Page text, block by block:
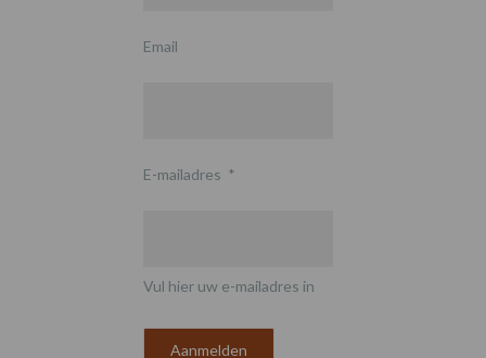
Email
E-mailadres *
Vul hier uw e-mailadres in